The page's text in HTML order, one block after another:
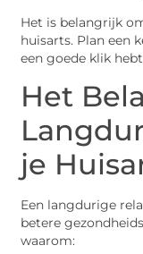
Het is belangrijk
huisarts. Plan een
een goede klik
Het
je
Een langdurige
betere
waarom: